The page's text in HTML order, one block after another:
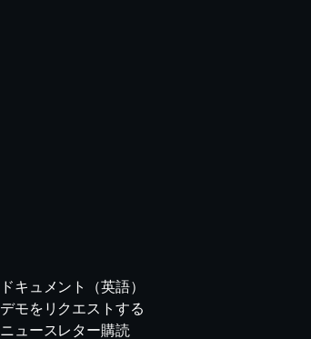
ドキュメント（英語）
デモをリクエストする
ニュースレター購読